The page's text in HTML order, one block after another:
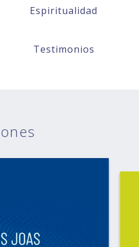
Espiritualidad
Testimonios